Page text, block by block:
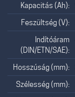
Kapacitás (Ah):
Feszültség (V):
Indítóáram
(DIN/ETN/SAE):
Hosszúság (mm):
Szélesség (mm):